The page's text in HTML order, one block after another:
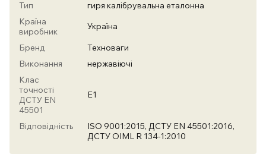
Тип
гиря калібрувальна еталонна
Країна
виробник
Україна
Бренд
Техноваги
Виконання
нержавіючі
Клас
точності
ДСТУ EN
45501
Е1
Відповідність
ISO 9001:2015, ДСТУ EN 45501:2016,
ДСТУ OIML R 134-1:2010